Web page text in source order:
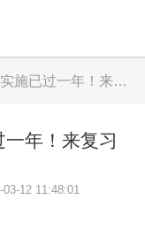
习相关的重要知识+典型案例！
年！来复习
12 11:48:01